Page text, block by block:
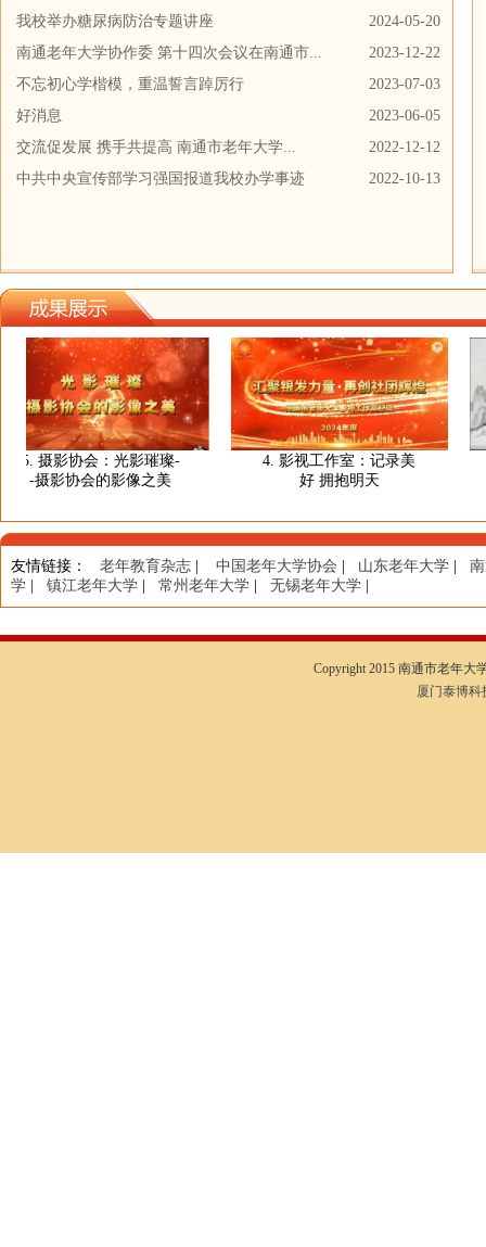
我校举办糖尿病防治专题讲座
2024-05-20
南通老年大学协作委 第十四次会议在南通市...
2023-12-22
不忘初心学楷模，重温誓言踔厉行
2023-07-03
好消息
2023-06-05
交流促发展 携手共提高 南通市老年大学...
2022-12-12
中共中央宣传部学习强国报道我校办学事迹
2022-10-13
5. 摄影协会：光影璀璨-
-摄影协会的影像之美
4. 影视工作室：记录美
好 拥抱明天
友情链接 ： 老年教育杂志 中国老年大学协会 山东老年大学
学
镇江老年大学 常州老年大学 无锡老年大学
Copyright 2015 南通市老年大
厦门泰博